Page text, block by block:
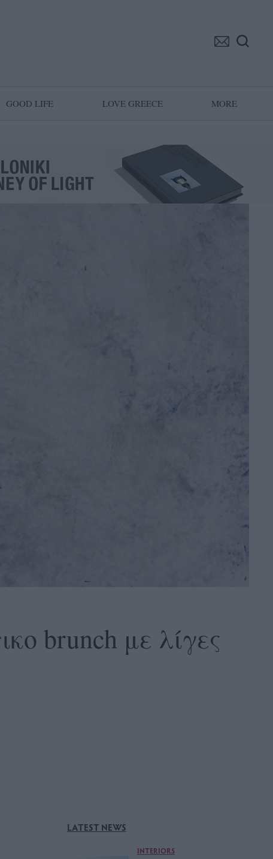
GOOD LIFE LOVE GREECE MORE
brunch με λίγες
LATEST NEWS
INTERIORS